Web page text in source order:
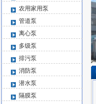
农用家用泵
管道泵
离心泵
多级泵
排污泵
消防泵
潜水泵
隔膜泵